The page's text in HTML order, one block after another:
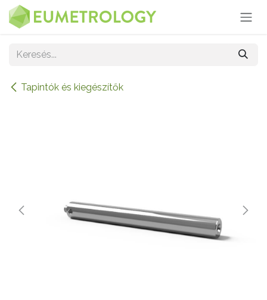
Kihagyás és továbblépés a tartalomhoz
Tapintók és kiegészítők